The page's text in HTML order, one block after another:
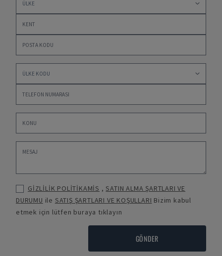
GİZLİLİK POLİTİKAMİS ,SATIN ALMA ŞARTLARI VE
DURUMU ile SATIŞ ŞARTLARI VE KOŞULLARI Bizim kabul
etmek için lütfen buraya tıklayın
GÖNDER